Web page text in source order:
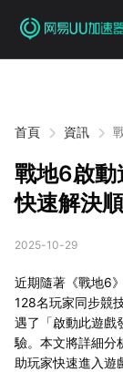
首頁 資訊
戰地6啟動
快速解決
2025-10-29
近期隨著《戰地6
128名玩家同步競
遇了「啟動此遊戲
驗。本文將詳細分
助玩家快速進入遊